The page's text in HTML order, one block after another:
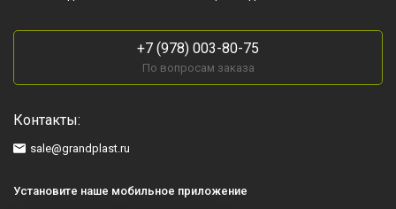
+7 (978) 003-80-75
По вопросам заказа
Контакты:
sale@grandplast.ru
Установите наше мобильное приложение